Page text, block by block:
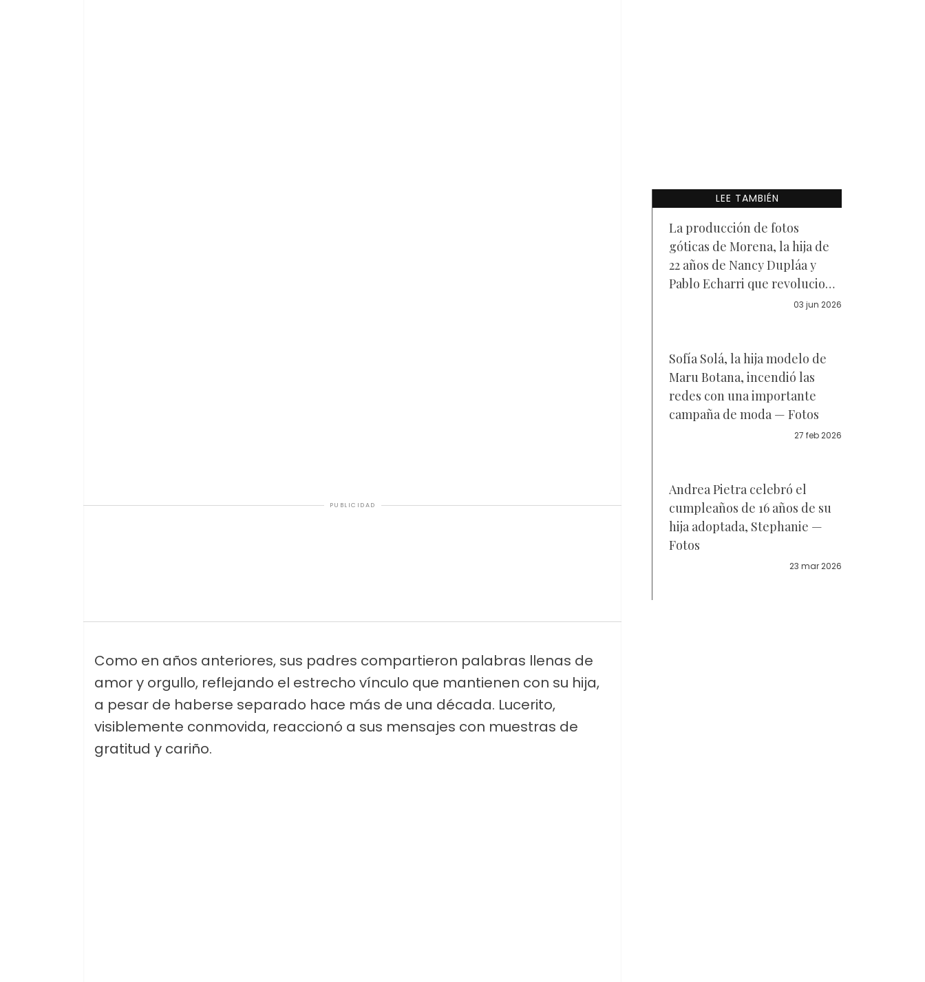
PUBLICIDAD
Como en años anteriores, sus padres compartieron palabras llenas de
amor y orgullo, reflejando el estrecho vínculo que mantienen con su hija,
a pesar de haberse separado hace más de una década. Lucerito,
visiblemente conmovida, reaccionó a sus mensajes con muestras de
gratitud y cariño.
LEE TAMBIÉN
La producción de fotos
góticas de Morena, la hija de
22 años de Nancy Dupláa y
Pablo Echarri que revolucionó
03 jun 2026
Sofía Solá, la hija modelo de
Maru Botana, incendió las
redes con una importante
campaña de moda — Fotos
27 feb 2026
Andrea Pietra celebró el
cumpleaños de 16 años de su
hija adoptada, Stephanie —
Fotos
23 mar 2026